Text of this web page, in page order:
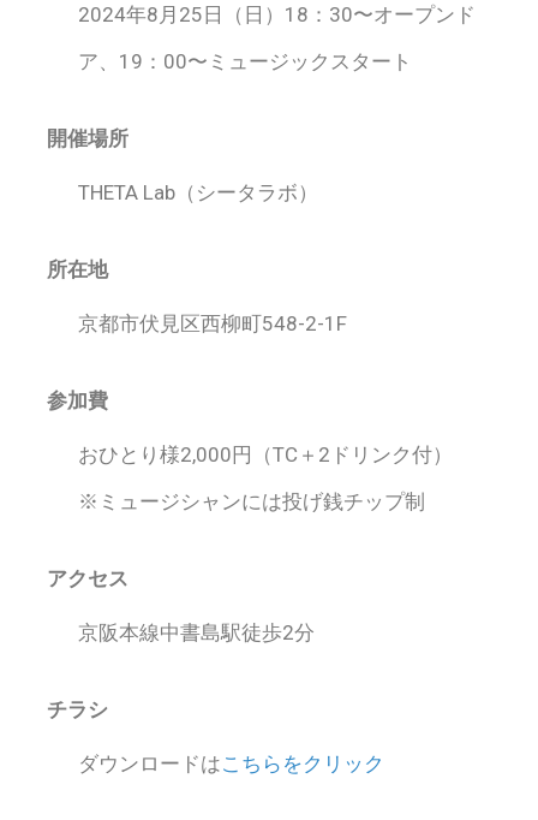
2024年8月25日（日）18：30〜オープンド
ア、19：00〜ミュージックスタート
開催場所
THETA Lab（シータラボ）
所在地
京都市伏見区西柳町548-2-1F
参加費
おひとり様2,000円（TC＋2ドリンク付）
※ミュージシャンには投げ銭チップ制
アクセス
京阪本線中書島駅徒歩2分
チラシ
ダウンロードはこちらをクリック